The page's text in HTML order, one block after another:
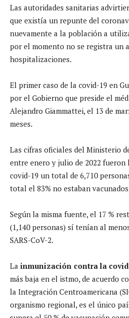
Las autoridades sanitarias
que existía un repunte del
nuevamente a la población a
por el momento no se registra un
hospitalizaciones.
El primer caso de la covid-19 en
por el Gobierno que preside el
Alejandro Giammattei, el 13 de
meses.
Las cifras oficiales del Ministerio
entre enero y julio de 2022
covid-19 un total de 6,710
total el 83% no estaban
Según la misma fuente, el 17 %
(1,140 personas) sí tenían al
SARS-CoV-2.
La inmunización contra la
más baja en el istmo, de acuerdo
la Integración Centroamericana
organismo regional, es el único